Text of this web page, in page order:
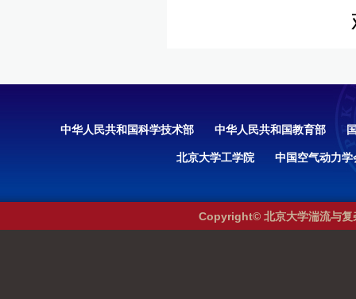
中华人民共和国科学技术部 中华人民共和国教育部
北京大学工学院 中国空气动力学
Copyright© 北京大学湍流与